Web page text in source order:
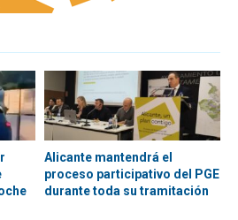
Alicante mantendrá el
proceso participativo del PGE
durante toda su tramitación